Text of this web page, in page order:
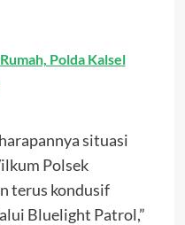
Polda Kalsel
situasi
Polsek
terus kondusif
Bluelight Patrol,”